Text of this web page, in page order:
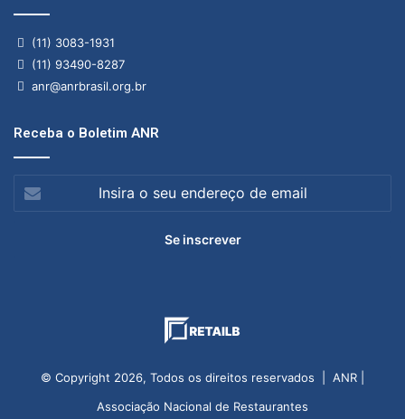
(11) 3083-1931
(11) 93490-8287
anr@anrbrasil.org.br
Receba o Boletim ANR
© Copyright 2026, Todos os direitos reservados | ANR |
Associação Nacional de Restaurantes